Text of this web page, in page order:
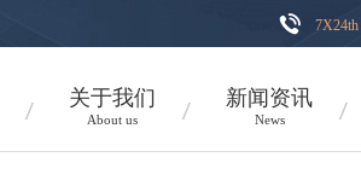
7X24th
关于我们
About us
新闻资讯
News